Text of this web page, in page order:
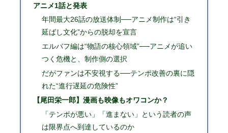
アニメ1話と発表
年間最大26話の放送体制──アニメ制作は“引き
延ばし文化”からの脱却を宣言
エルバフ編は“物語の核心領域”──アニメが追い
つく危機と、制作側の選択
だがファンは不安視する──テンポ改善の裏に隠
れた“進行遅延の危険性”
【尾田栄一郎】漫画も映像もオワコンか？
「テンポが悪い」「進まない」という読者の声
は限界点へ到達しているのか